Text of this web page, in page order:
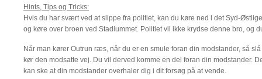
Hints, Tips og Tricks:
Hvis du har svært ved at slippe fra politiet, kan du køre ned i det Syd-
og køre over broen ved Stadiummet. Politiet vil ikke krydse denne bro, og
Når man kører Outrun ræs, når du er en smule foran din modstander, så
kør den modsatte vej. Du vil derved komme en del foran din modstander.
kan ske at din modstander overhaler dig i dit forsøg på at vende.